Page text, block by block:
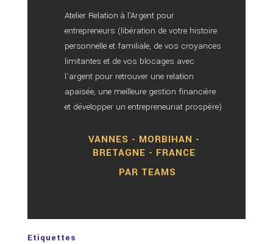
Atelier Relation à l'Argent pour
entrepreneurs (libération de votre histoire
personnelle et familiale, de vos croyances
limitantes et de vos blocages avec
l’argent pour retrouver une relation
apaisée, une meilleure gestion financière
et développer un entrepreneuriat prospère)
VANNES - MORBIHAN -
BRETAGNE - FRANCE
PAR TEAMS
Etiquettes